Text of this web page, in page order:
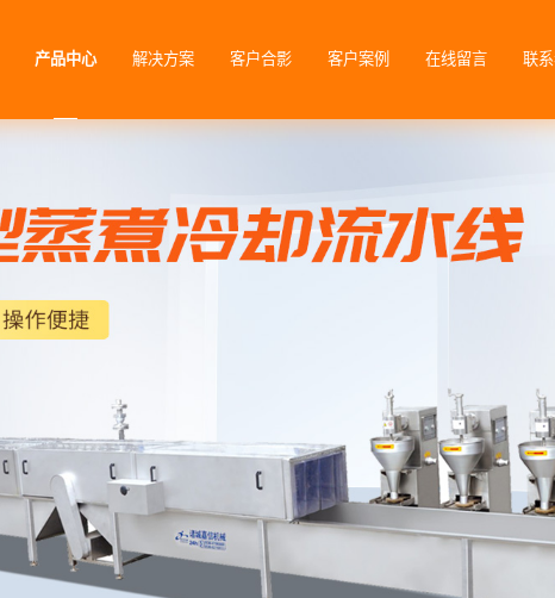
产品中心 解决方案 客户合影 客户案例 在线留言 联